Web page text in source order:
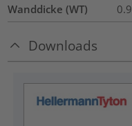
Wanddicke (WT)
0.9
Downloads